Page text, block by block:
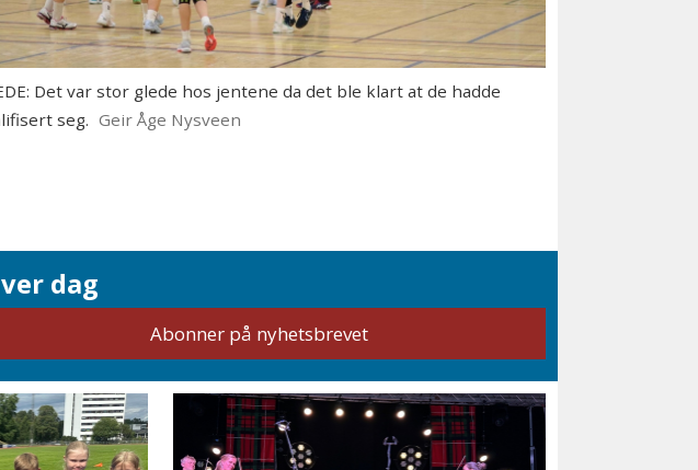
Det var stor glede hos jentene da det ble klart at de hadde
seg. Geir Åge Nysveen
dag